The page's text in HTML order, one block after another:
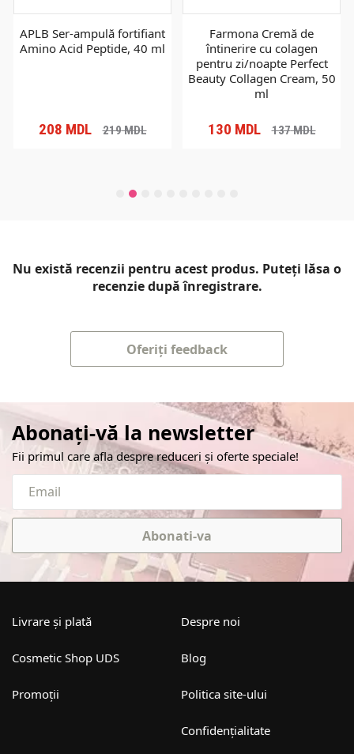
APLB Ser-ampulă fortifiant
Amino Acid Peptide, 40 ml
208 MDL 219MDL
Farmona Cremă de
întinerire cu colagen
pentru zi/noapte Perfect
Beauty Collagen Cream, 50
ml
130 MDL 137MDL
Nu există recenzii pentru acest produs. Puteți lăsa o
recenzie după înregistrare.
Oferiți feedback
Abonați-vă la newsletter
Fii primul care afla despre reduceri și oferte speciale!
Abonati-va
Livrare și plată
Cosmetic Shop UDS
Promoții
Despre noi
Blog
Politica site-ului
Confidențialitate